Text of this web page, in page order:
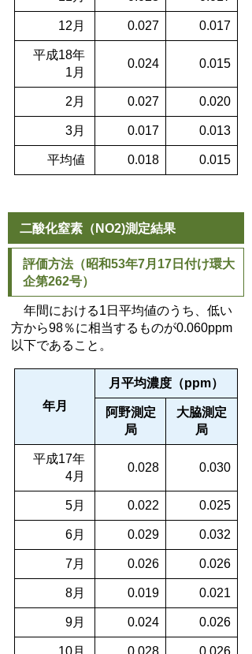
12月 0.027 0.017
平成18年
1月
0.024 0.015
2月 0.027 0.020
3月 0.017 0.013
平均値 0.018 0.015
二酸化窒素（NO2)測定結果
評価方法（昭和53年7月17日付け環大
企第262号）
年間における1日平均値のうち、低い
方から98％に相当するものが0.060ppm
以下であること。
年月
月平均濃度（ppm）
阿野測定
局
大脇測定
局
平成17年
4月
0.028 0.030
5月 0.022 0.025
6月 0.029 0.032
7月 0.026 0.026
8月 0.019 0.021
9月 0.024 0.026
10月 0.028 0.026